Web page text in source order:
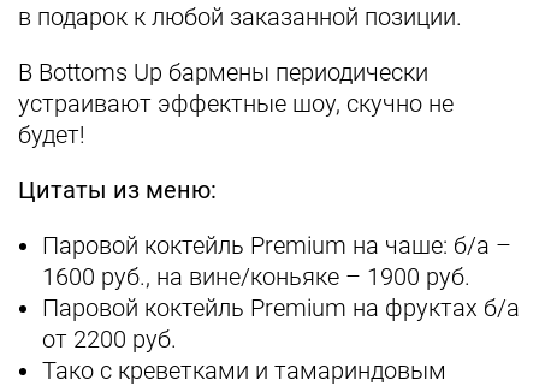
в подарок к любой заказанной позиции.
В Bottoms Up бармены периодически
устраивают эффектные шоу, скучно не
будет!
Цитаты из меню:
Паровой коктейль Premium на чаше: б/а –
1600 руб., на вине/коньяке – 1900 руб.
Паровой коктейль Premium на фруктах б/а
от 2200 руб.
Тако с креветками и тамариндовым